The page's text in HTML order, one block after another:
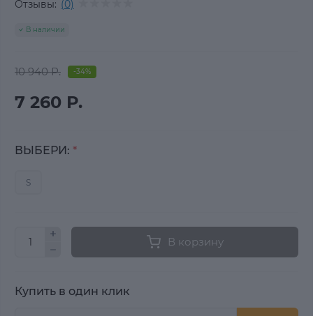
Отзывы: (0)
В наличии
10 940 Р. -34%
7 260 Р.
ВЫБЕРИ: *
S
В корзину
Купить в один клик